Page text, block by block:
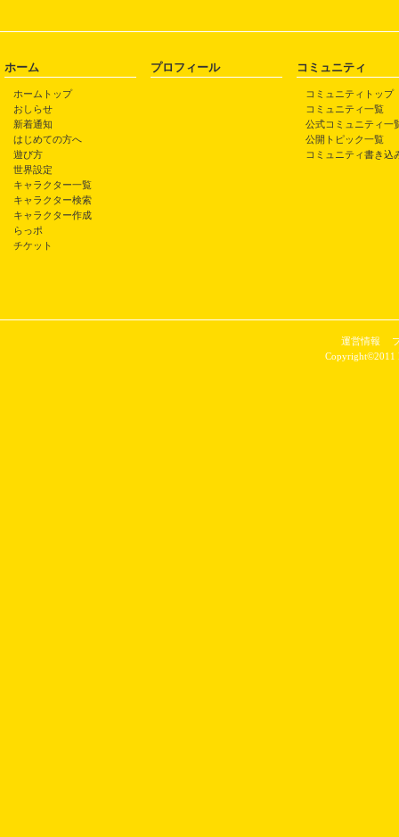
ホーム
ホームトップ
おしらせ
新着通知
はじめての方へ
遊び方
世界設定
キャラクター一覧
キャラクター検索
キャラクター作成
らっポ
チケット
プロフィール コミュニティ
コミュニティトップ
コミュニティ一覧
公式コミュニティ一
公開トピック一覧
コミュニティ書き込
運営情報
Copyright©2011